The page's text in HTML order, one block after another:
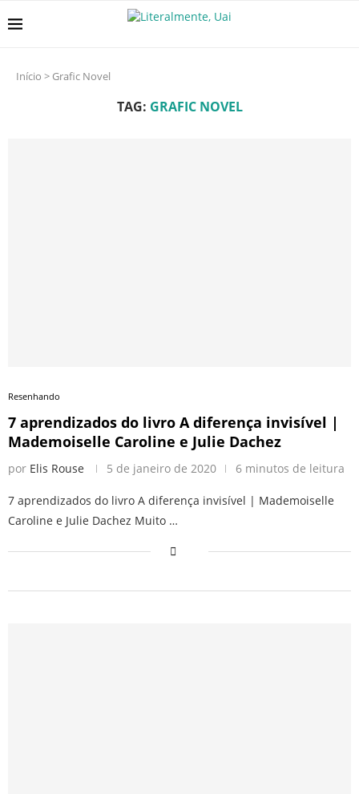
Início > Grafic Novel
TAG: GRAFIC NOVEL
Resenhando
7 aprendizados do livro A diferença invisível |
Mademoiselle Caroline e Julie Dachez
por Elis Rouse 5 de janeiro de 2020 6 minutos de leitura
7 aprendizados do livro A diferença invisível | Mademoiselle
Caroline e Julie Dachez Muito …